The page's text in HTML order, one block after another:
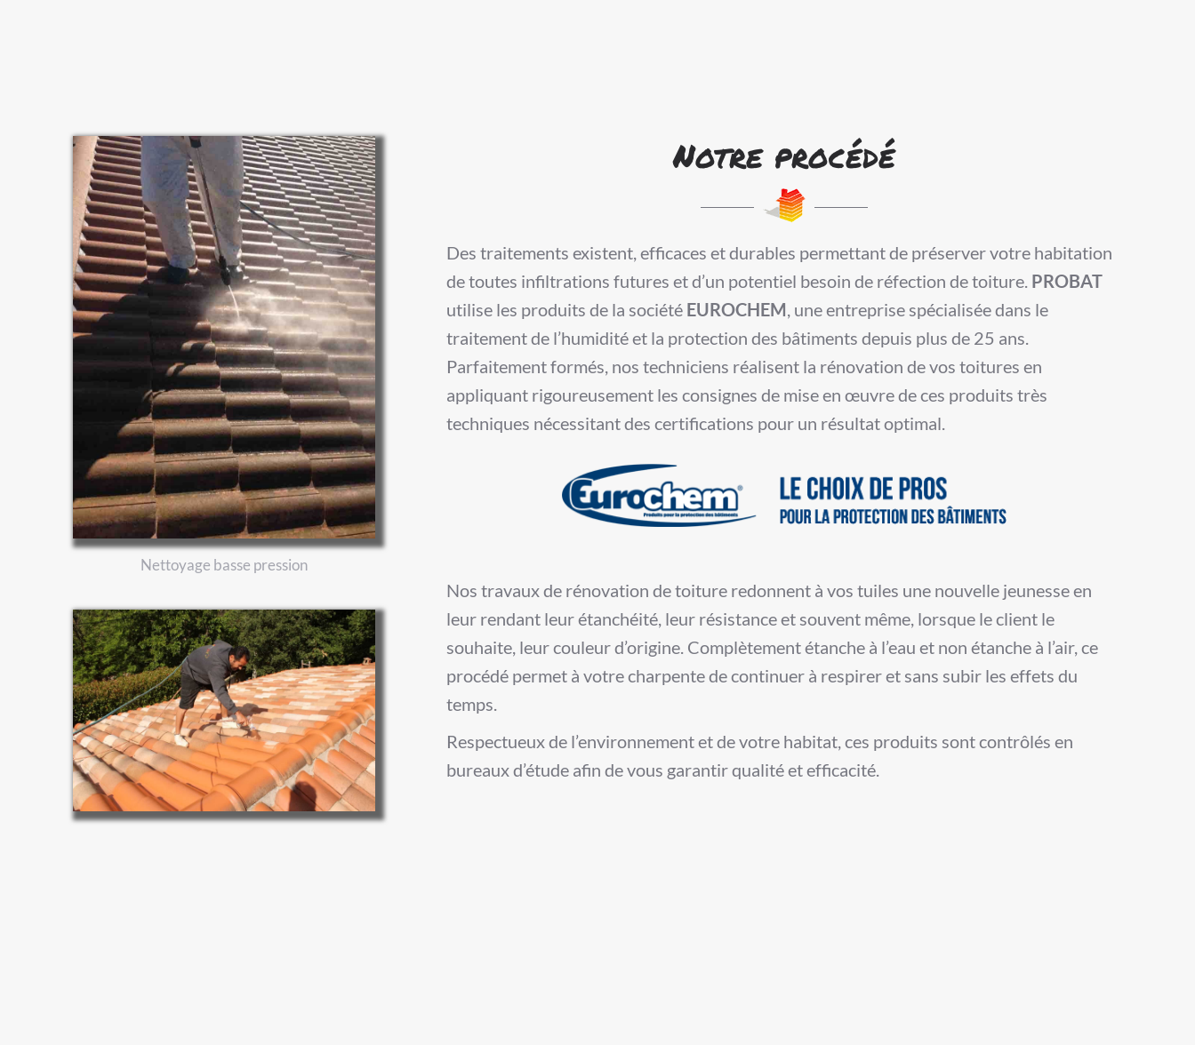
Nettoyage basse pression
Notre procédé
Des traitements existent, efficaces et durables permettant de préserver votre habitation
de toutes infiltrations futures et d’un potentiel besoin de réfection de toiture. PROBAT
utilise les produits de la société EUROCHEM, une entreprise spécialisée dans le
traitement de l’humidité et la protection des bâtiments depuis plus de 25 ans.
Parfaitement formés, nos techniciens réalisent la rénovation de vos toitures en
appliquant rigoureusement les consignes de mise en œuvre de ces produits très
techniques nécessitant des certifications pour un résultat optimal.
Nos travaux de rénovation de toiture redonnent à vos tuiles une nouvelle jeunesse en
leur rendant leur étanchéité, leur résistance et souvent même, lorsque le client le
souhaite, leur couleur d’origine. Complètement étanche à l’eau et non étanche à l’air, ce
procédé permet à votre charpente de continuer à respirer et sans subir les effets du
temps.
Respectueux de l’environnement et de votre habitat, ces produits sont contrôlés en
bureaux d’étude afin de vous garantir qualité et efficacité.